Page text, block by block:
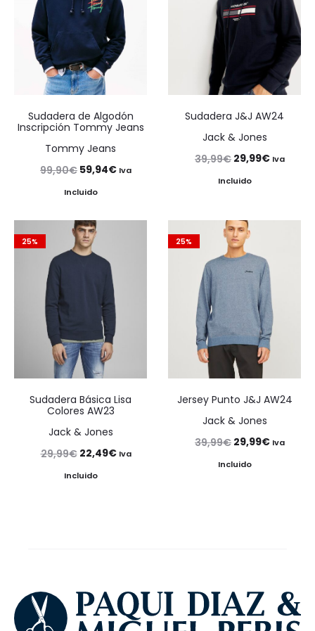
Sudadera de Algodón
Inscripción Tommy Jeans
Tommy Jeans
99,90€ El
precio
era:
99,90€.
59,94€ElIva
Incluido
Sudadera J&J AW24
Jack & Jones
39,99€ El
precio
era:
39,99€.
29,99€El
es:
Iva
Incluido
25%
Sudadera Básica Lisa
Colores AW23
Jack & Jones
29,99€ El
precio
22,49€ElIva
Incluido
25%
Jersey Punto J&J AW24
Jack & Jones
39,99€ El
precio
29,99€ElIva
Incluido